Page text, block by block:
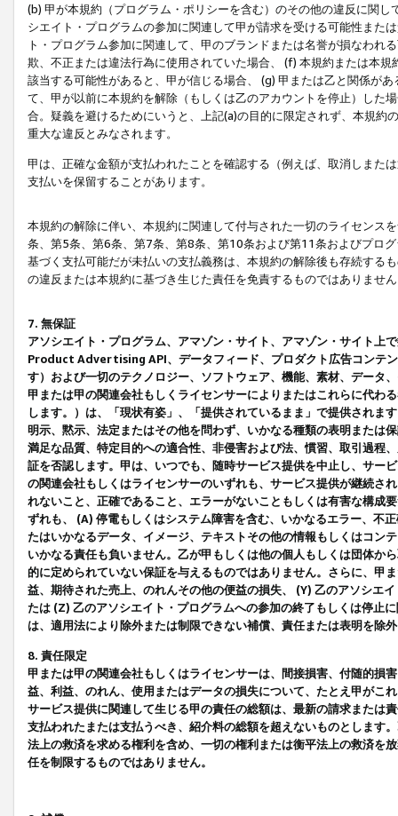
(b) 甲が本規約（プログラム・ポリシーを含む）のその他の違反に関
シエイト・プログラムの参加に関連して甲が請求を受ける可能性また
ト・プログラム参加に関連して、甲のブランドまたは名誉が損なわれ
欺、不正または違法行為に使用されていた場合、 (f) 本規約または本
該当する可能性があると、甲が信じる場合、 (g) 甲または乙と関係が
て、甲が以前に本規約を解除（もしくは乙のアカウントを停止）した
合。疑義を避けるためにいうと、上記(a)の目的に限定されず、本規
重大な違反とみなされます。
甲は、正確な金額が支払われたことを確認する（例えば、取消しまた
支払いを保留することがあります。
本規約の解除に伴い、本規約に関連して付与された一切のライセンス
条、第5条、第6条、第7条、第8条、第10条および第11条およびプロ
基づく支払可能だが未払いの支払義務は、本規約の解除後も存続する
の違反または本規約に基づき生じた責任を免責するものではありませ
7. 無保証
アソシエイト・プログラム、アマゾン・サイト、アマゾン・サイト上
Product Advertising API、データフィード、プロダクト広告コンテ
す）および一切のテクノロジー、ソフトウェア、機能、素材、データ
甲または甲の関連会社もしくライセンサーによりまたはこれらに代わ
します。）は、「現状有姿」、「提供されているまま」で提供されま
明示、黙示、法定またはその他を問わず、いかなる種類の表明または
満足な品質、特定目的への適合性、非侵害および法、慣習、取引過程
証を否認します。甲は、いつでも、随時サービス提供を中止し、サー
の関連会社もしくはライセンサーのいずれも、サービス提供が継続さ
れないこと、正確であること、エラーがないこともしくは有害な構成
ずれも、 (A) 停電もしくはシステム障害を含む、いかなるエラー、不
たはいかなるデータ、イメージ、テキストその他の情報もしくはコン
いかなる責任も負いません。乙が甲もしくは他の個人もしくは団体か
的に定められていない保証を与えるものではありません。さらに、甲
益、期待された売上、のれんその他の便益の損失、 (Y) 乙のアソシエ
たは (Z) 乙のアソシエイト・プログラムへの参加の終了もしくは停止
は、適用法により除外または制限できない補償、責任または表明を除
8. 責任限定
甲または甲の関連会社もしくはライセンサーは、間接損害、付随的損
益、利益、のれん、使用またはデータの損失について、たとえ甲がこ
サービス提供に関連して生じる甲の責任の総額は、最新の請求または
支払われたまたは支払うべき、紹介料の総額を超えないものとします
法上の救済を求める権利を含め、一切の権利または衡平法上の救済を
任を制限するものではありません。